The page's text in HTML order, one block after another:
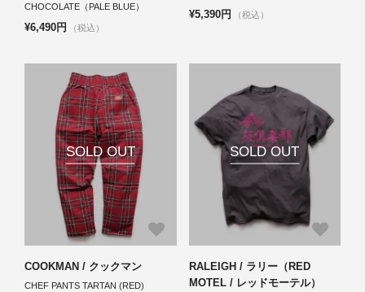
CHOCOLATE（PALE BLUE）
¥6,490円 （税込）
¥5,390円 （税込）
SOLD OUT
COOKMAN / クックマン
CHEF PANTS TARTAN (RED)
SOLD OUT
RALEIGH / ラリー（RED
MOTEL / レッドモーテル）